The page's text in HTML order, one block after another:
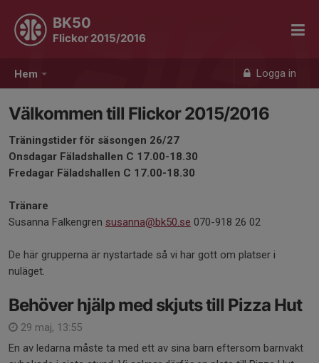
Hem Logga in
BK50
Flickor 2015/2016
Välkommen till Flickor 2015/2016
Träningstider för säsongen 26/27
Onsdagar Fäladshallen C 17.00-18.30
Fredagar Fäladshallen C 17.00-18.30
Tränare
Susanna Falkengren susanna@bk50.se 070-918 26 02
De här grupperna är nystartade så vi har gott om platser i
nuläget.
Behöver hjälp med skjuts till Pizza Hut
29 maj, 13:55
En av ledarna måste ta med ett av sina barn eftersom barnvakt